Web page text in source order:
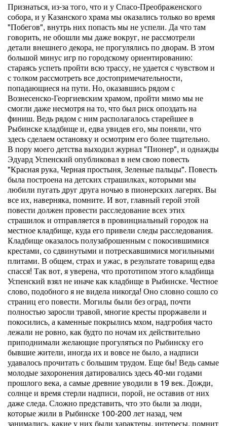
Признаться, из-за того, что и у Спасо-Преображенского
собора, и у Казанского храма мы оказались только во время
"Побегов", внутрь них попасть мы не успели. Да что там
говорить, не обошли мы даже вокруг, не рассмотрели
детали внешнего декора, не прогулялись по дворам. В этом
большой минус игр по городскому ориентированию:
стараясь успеть пройти всю трассу, не удается с чувством и
с толком рассмотреть все достопримечательности,
попадающиеся на пути. Но, оказавшись рядом с
Вознесенско-Георгиевским храмом, пройти мимо мы не
смогли даже несмотря на то, что был риск опоздать на
финиш. Ведь рядом с ним располагалось старейшее в
Рыбинске кладбище и, едва увидев его, мы поняли, что
здесь сделаем остановку и осмотрим его более тщательно.
В пору моего детства выходил журнал "Пионер", и однажды
Эдуард Успенский опубликовал в нем свою повесть
"Красная рука, Черная простыня, Зеленые пальцы". Повесть
была построена на детских страшилках, которыми мы
любили пугать друг друга ночью в пионерских лагерях. Вы
все их, наверняка, помните. И вот, главный герой этой
повести должен провести расследование всех этих
страшилок и отправляется в провинциальный городок на
местное кладбище, куда его привели следы расследования.
Кладбище оказалось полузаброшенным с покосившимися
крестами, со сдвинутыми и потрескавшимися могильными
плитами. В общем, страх и ужас, в результате товарищ едва
спасся! Так вот, я уверена, что прототипом этого кладбища
Успенский взял не иначе как кладбище в Рыбинске. Честное
слово, подобного я не видела никогда! Оно словно сошло со
страниц его повести. Могилы были без оград, почти
полностью заросли травой, многие кресты проржавели и
покосились, а каменные покрылись мхом, надгробия часто
лежали не ровно, как будто по ночам их действительно
приподнимали желающие прогуляться по Рыбинску его
бывшие жители, иногда их и вовсе не было, а надписи
удавалось прочитать с большим трудом. Еще бы! Ведь самые
молодые захоронения датировались здесь 40-ми годами
прошлого века, а самые древние уводили в 19 век. Дожди,
солнце и время стерли надписи, порой, не оставив от них
даже следа. Сложно представить, что это были за люди,
которые жили в Рыбинске 100-200 лет назад, чем
занимались, какие у них были характеры, интересы, помнит